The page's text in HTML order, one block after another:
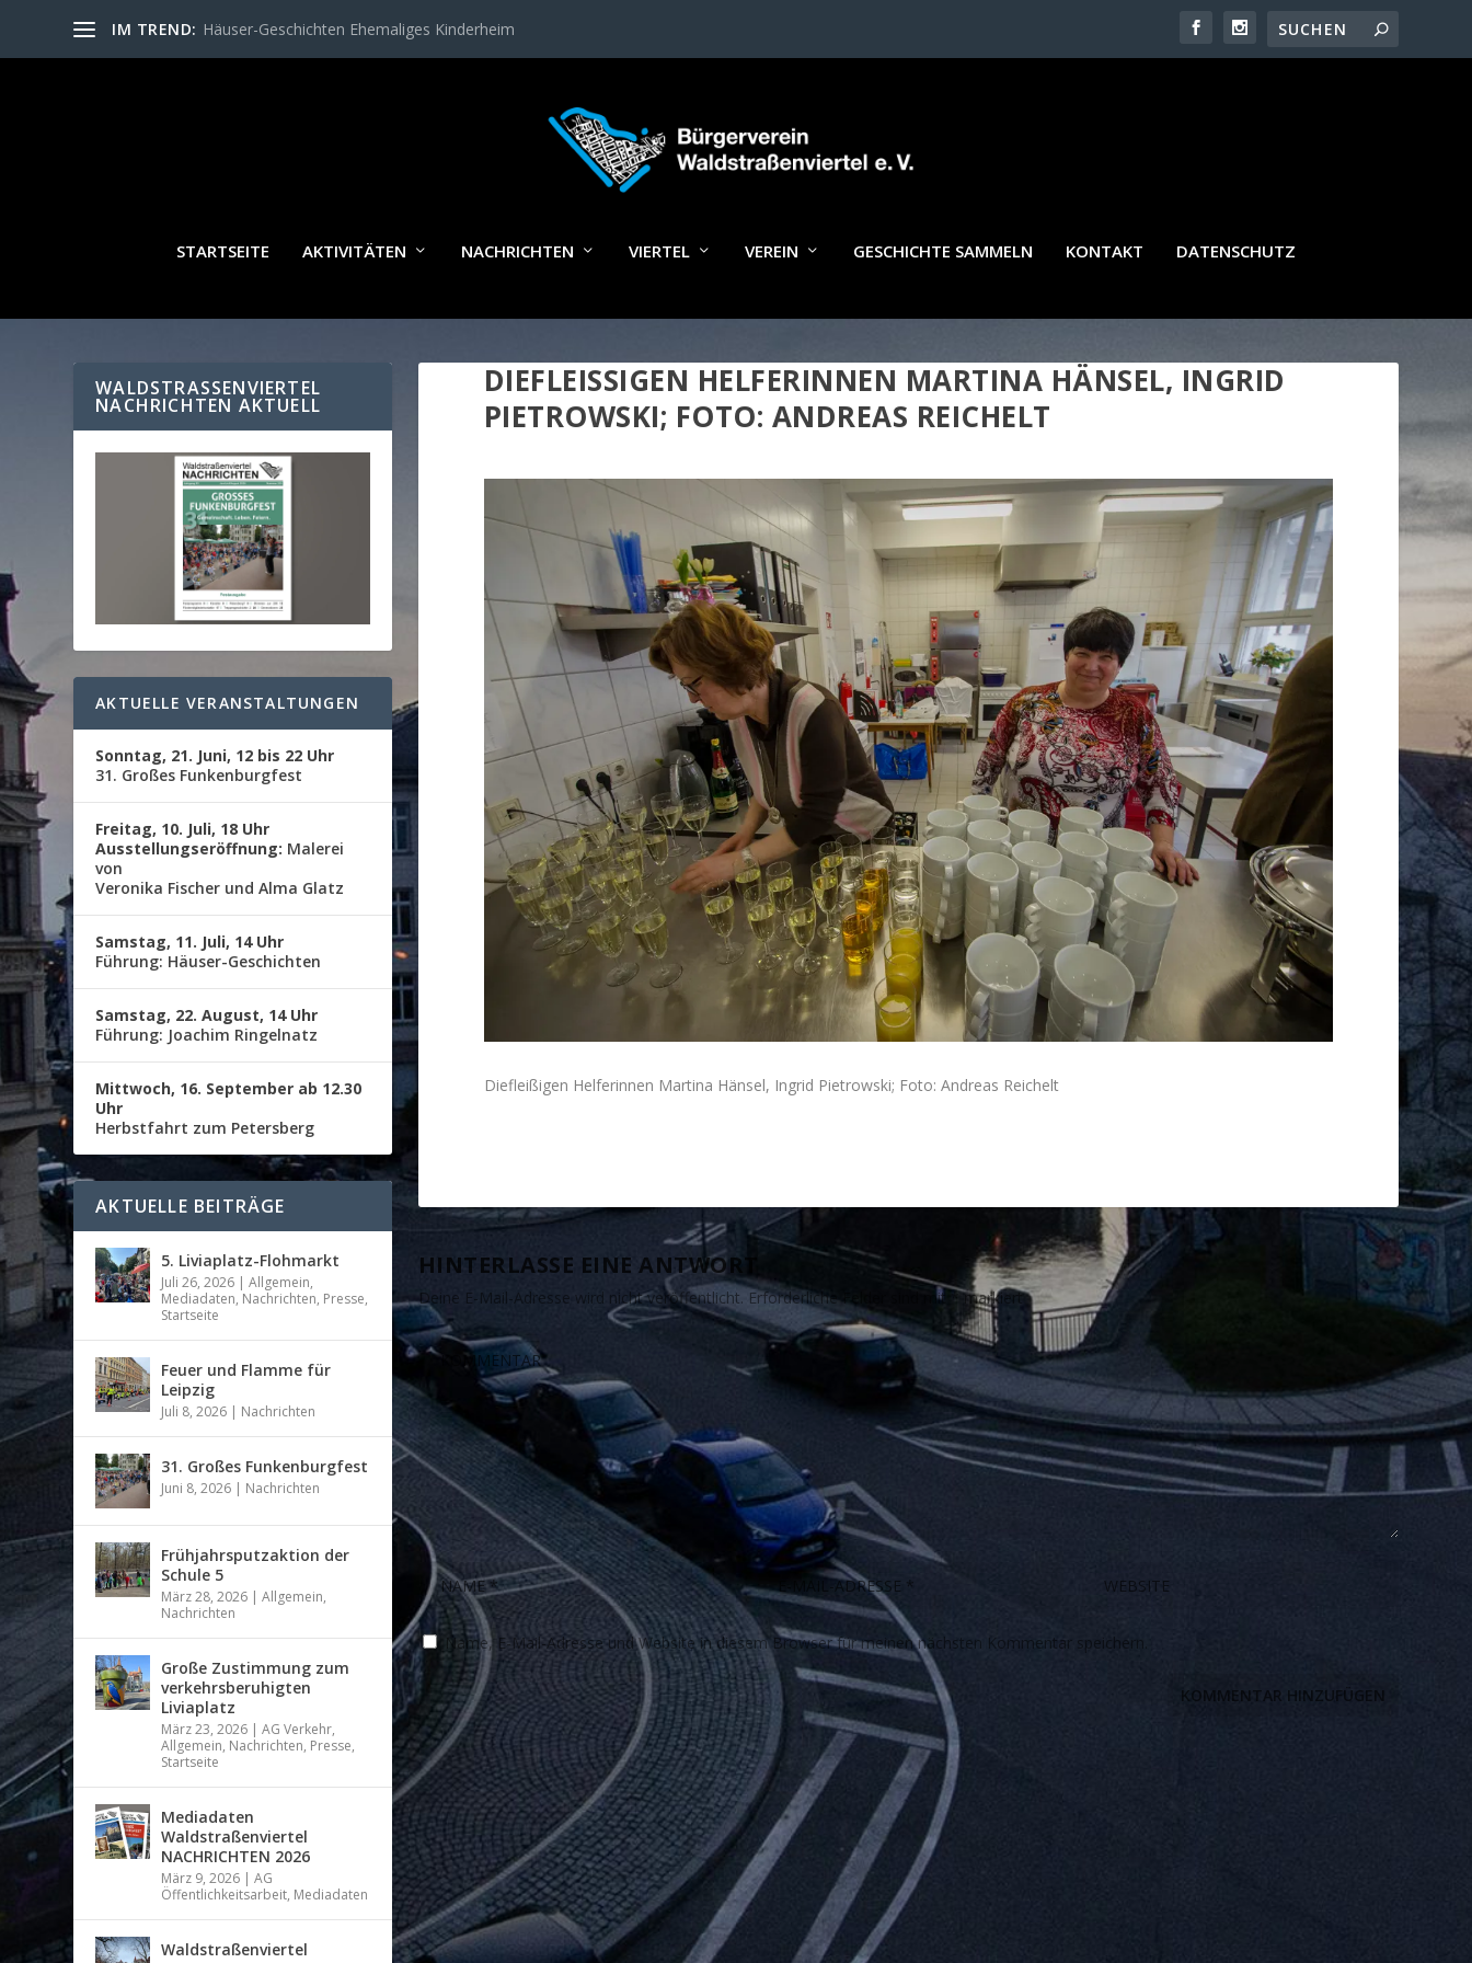
IM TREND: Häuser-Geschichten Ehemaliges Kinderheim
STARTSEITE AKTIVITÄTEN NACHRICHTEN VIERTEL VEREIN GESCHICHTE SAMMELN KONTAKT DATENSCHUTZ
DIEFLEISSIGEN HELFERINNEN MARTINA HÄNSEL, INGRID P
IETROWSKI; FOTO: ANDREAS REICHELT
Diefleißigen Helferinnen Martina Hänsel, Ingrid Pietrowski; Foto: Andreas Reichelt
HINTERLASSE EINE ANTWORT
Deine E-Mail-Adresse wird nicht veröffentlicht. Erforderliche Felder sind mit *markiert
Name, E-Mail-Adresse und Website in diesem Browser für meinen nächsten Kommentar speichern.
WALDSTRASSENVIERTEL N
ACHRICHTEN AKTUELL
AKTUELLE VERANSTALTUNGEN
Sonntag, 21. Juni, 12 bis 22 Uhr
31. Großes Funkenburgfest
Freitag, 10. Juli, 18 Uhr
Ausstellungseröffnung: Malerei
von
Veronika Fischer und Alma Glatz
Samstag, 11. Juli, 14 Uhr
Führung: Häuser-Geschichten
Samstag, 22. August, 14 Uhr
Führung: Joachim Ringelnatz
Mittwoch, 16. September ab 12.30
Uhr
Herbstfahrt zum Petersberg
AKTUELLE BEITRÄGE
5. Liviaplatz-Flohmarkt
Juli 26, 2026 |Allgemein,
Mediadaten, Nachrichten, Presse,
Startseite
Feuer und Flamme für
Leipzig
Juli 8, 2026 | Nachrichten
31. Großes Funkenburgfest
Juni 8, 2026 | Nachrichten
Frühjahrsputzaktion der
Schule 5
März 28, 2026 |Allgemein,
Nachrichten
Große Zustimmung zum
verkehrsberuhigten
Liviaplatz
März 23, 2026 |AG Verkehr,
Allgemein, Nachrichten, Presse,
Startseite
Mediadaten
Waldstraßenviertel
NACHRICHTEN 2026
März 9, 2026 |AG
Öffentlichkeitsarbeit, Mediadaten
Waldstraßenviertel